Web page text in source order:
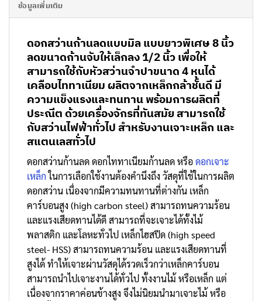
ข้อมูลเพิ่มเติม
ดอกสว่านก้านลดแบบมิล แบบยาวพิเศษ 8 นิ้ว
ลดขนาดก้านจับให้เล็กลง 1/2 นิ้ว เพื่อให้
สามารถใช้กับหัวสว่านจำปาขนาด 4 หุนได้
เคลือบไททาเนียม ผลิตจากเหล็กกล้าชั้นดี มี
ความแข็งแรงและทนทาน พร้อมการผลิตที่
ประณีต ด้วยเครื่องจักรที่ทันสมัย สามารถใช้
กับสว่านไฟฟ้าทั่วไป สำหรับงานเจาะเหล็ก และ
สแตนเลสทั่วไป
ดอกสว่านก้านลด ดอกไททาเนียมก้านลด หรือดอกเจาะ
เหล็กในการเลือกใช้งานต้องคำนึงถึง วัสดุที่ใช้ในการผลิต
ดอกสว่าน เนื่องจากมีความทนทานที่ต่างกัน เหล็ก
คาร์บอนสูง (high carbon steel) สามารถทนความร้อน
และแรงเสียดทานได้ดี สามารถที่จะเจาะได้ทั้งไม้
พลาสติก และโลหะทั่วไป เหล็กไฮสปีด (high speed
steel- HSS) สามารถทนความร้อน และแรงเสียดทานที่
สูงได้ ทำให้เจาะผ่านวัสดุได้รวดเร็วกว่าเหล็กคาร์บอน
สามารถนำไปเจาะงานได้ทั่วไป ทั้งงานไม้ หรือเหล็ก แต่
เนื่องจากราคาค่อนข้างสูง จึงไม่นิยมนำมาเจาะไม้ หรือ